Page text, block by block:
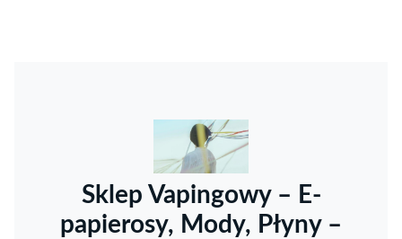
Sklep Vapingowy – E-
papierosy, Mody, Płyny –